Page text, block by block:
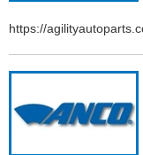
https://